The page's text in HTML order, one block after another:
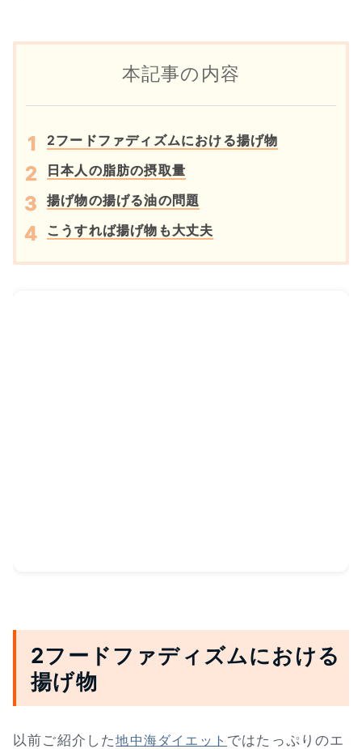
本記事の内容
2フードファディズムにおける揚げ物
日本人の脂肪の摂取量
揚げ物の揚げる油の問題
こうすれば揚げ物も大丈夫
2フードファディズムにおける
揚げ物
以前ご紹介した地中海ダイエット ではたっぷりのエ